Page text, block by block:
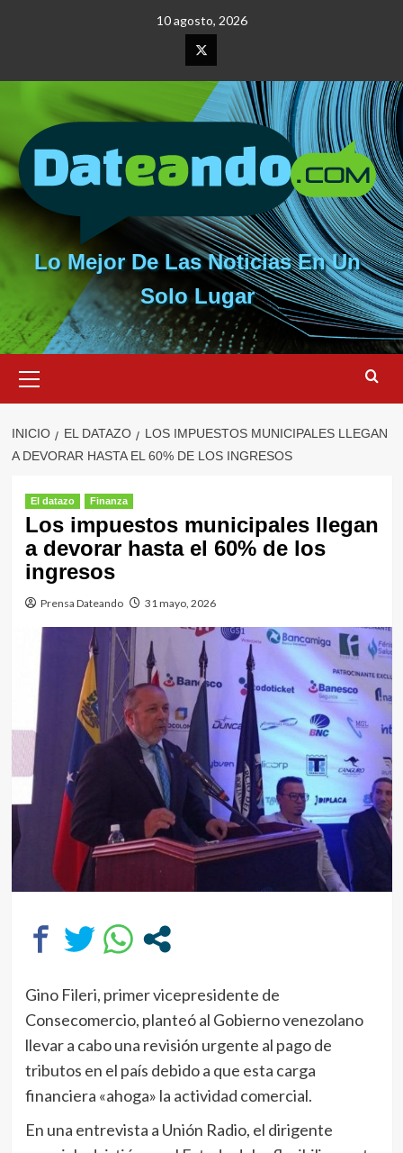
10 agosto, 2026
Elemento
del
menú
Lo Mejor De Las Noticias En Un
Solo Lugar
primario
INICIO EL DATAZO
LOS IMPUESTOS MUNICIPALES LLEGAN
A DEVORAR HASTA EL 60% DE LOS INGRESOS
El datazo Finanza
Los impuestos municipales llegan
a devorar hasta el 60% de los
ingresos
Prensa Dateando 31 mayo, 2026
Gino Fileri, primer vicepresidente de
Consecomercio, planteó al Gobierno venezolano
llevar a cabo una revisión urgente al pago de
tributos en el país debido a que esta carga
financiera «ahoga» la actividad comercial.
En una entrevista a Unión Radio, el dirigente